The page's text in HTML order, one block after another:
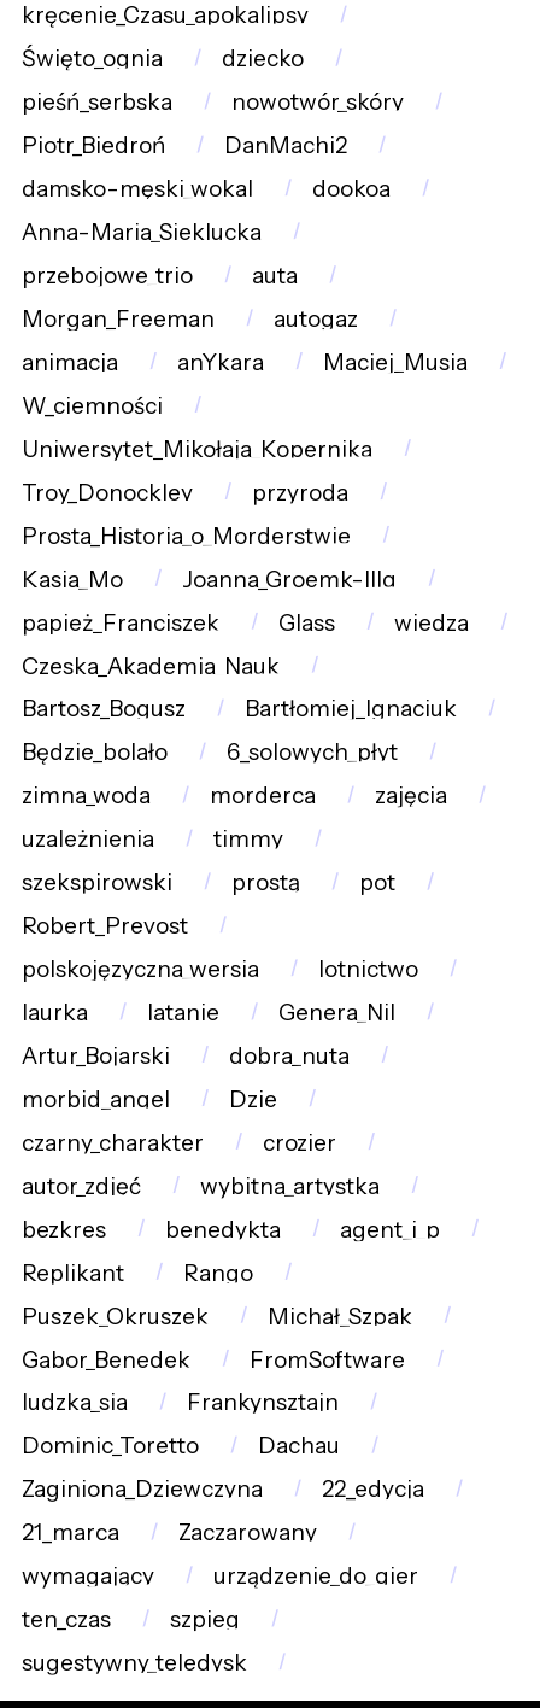
kręcenie_Czasu_apokalipsy
Święto_ognia
dziecko
pieśń_serbska
nowotwór_skóry
Piotr_Biedroń
DanMachi2
damsko-męski_wokal
dookoa
Anna-Maria_Sieklucka
przebojowe_trio
auta
Morgan_Freeman
autogaz
animacja
anYkara
Maciej_Musia
W_ciemności
Uniwersytet_Mikołaja_Kopernika
Troy_Donockley
przyroda
Prosta_Historia_o_Morderstwie
Kasia_Mo
Joanna_Groemk-Illg
papież_Franciszek
Glass
wiedza
Czeska_Akademia_Nauk
Bartosz_Bogusz
Bartłomiej_Ignaciuk
Będzie_bolało
6_solowych_płyt
zimna_woda
morderca
zajęcia
uzależnienia
timmy
szekspirowski
prostą
pot
Robert_Prevost
polskojęzyczna_wersja
lotnictwo
laurka
latanie
Genera_Nil
Artur_Bojarski
dobra_nuta
morbid_angel
Dzie
czarny_charakter
crozier
autor_zdjęć
wybitna_artystka
bezkres
benedykta
agent_i_p
Replikant
Rango
Puszek_Okruszek
Michał_Szpak
Gabor_Benedek
FromSoftware
ludzka_sia
Frankynsztajn
Dominic_Toretto
Dachau
Zaginiona_Dziewczyna
22_edycja
21_marca
Zaczarowany
wymagający
urządzenie_do_gier
ten_czas
szpieg
sugestywny_teledysk